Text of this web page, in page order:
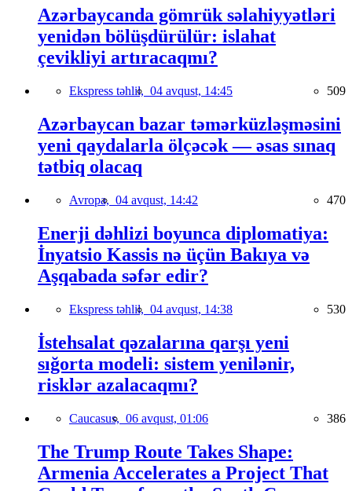
Azərbaycanda gömrük səlahiyyətləri
yenidən bölüşdürülür: islahat
çevikliyi artıracaqmı?
Ekspress təhlil, 04 avqust, 14:45 509
Azərbaycan bazar təmərküzləşməsini
yeni qaydalarla ölçəcək — əsas sınaq
tətbiq olacaq
Avropa, 04 avqust, 14:42 470
Enerji dəhlizi boyunca diplomatiya:
İnyatsio Kassis nə üçün Bakıya və
Aşqabada səfər edir?
Ekspress təhlil, 04 avqust, 14:38 530
İstehsalat qəzalarına qarşı yeni
sığorta modeli: sistem yenilənir,
risklər azalacaqmı?
Caucasus, 06 avqust, 01:06 386
The Trump Route Takes Shape:
Armenia Accelerates a Project That